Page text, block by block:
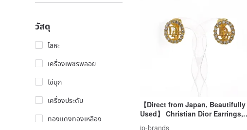
วัสดุ
โลหะ
เครื่องเพชรพลอย
ไข่มุก
เครื่องประดับ
ทองแดงทองเหลือง
【Direct from Japan, Beautifully
Used】 Christian Dior Earrings,
Logo, GP/Rhinestone, Gold,
jp-brands